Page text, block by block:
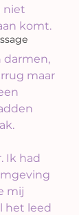
niet
komt.
darmen,
maar
Ik had
mij
het leed